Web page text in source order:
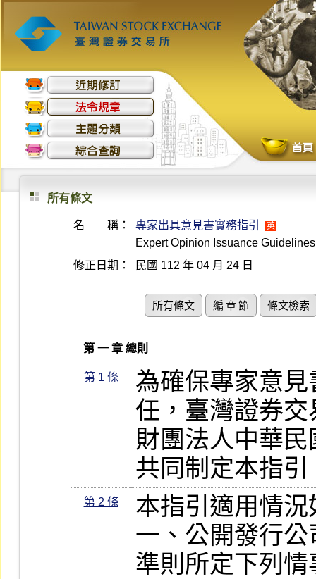
所有條文
名 稱： 專家出具意見書實務指引 英
Expert Opinion Issuance Guidelines
修正日期：
民國 112 年 04 月 24 日
所有條文 編 章 節 條文檢索
   第 一 章 總則
第 1 條
為確保專家意
任，臺灣證券
財團法人中華
共同制定本指
第 2 條
本指引適用情況
一、公開發行
準則所定下列情